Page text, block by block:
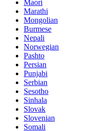
Maori
Marathi
Mongolian
Burmese
Nepali
Norwegian
Pashto
Persian
Punjabi
Serbian
Sesotho
Sinhala
Slovak
Slovenian
Somali